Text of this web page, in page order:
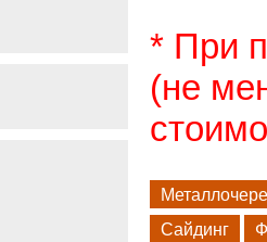
* При
(не
Сайдинг